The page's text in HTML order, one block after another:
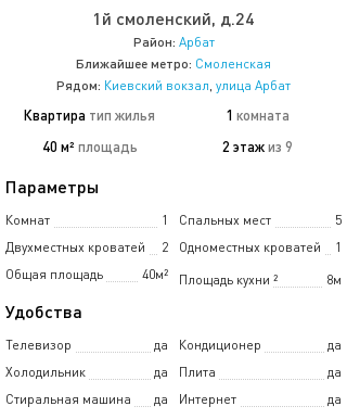
1й смоленский, д.24
Район: Арбат
Ближайшее метро: Смоленская
Рядом: Киевский вокзал, улица Арбат
Квартира тип жилья 1 комната
40 м² площадь 2 этажиз 9
Параметры
Комнат 1 Спальных мест
5
Двухместных кроватей
2 Одноместных кроватей
1
Общая площадь
40м² Площадь кухни 8м
²
Удобства
Телевизор да Кондиционер
да
Холодильник
да Плита
да
Стиральная машина
да Интернет да